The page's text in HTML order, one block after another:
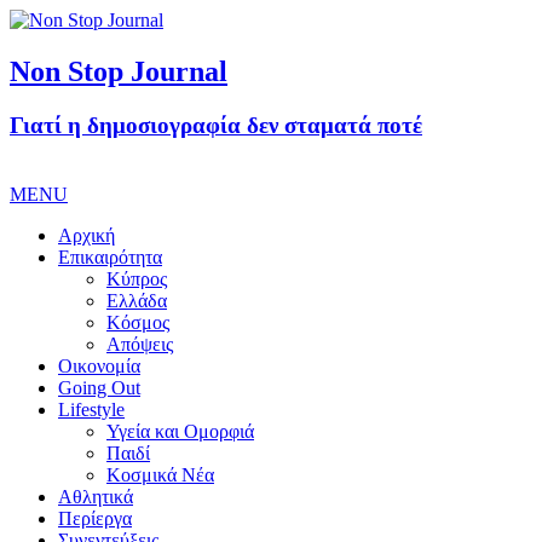
Non Stop Journal
Γιατί η δημοσιογραφία δεν σταματά ποτέ
MENU
Αρχική
Επικαιρότητα
Κύπρος
Ελλάδα
Κόσμος
Απόψεις
Οικονομία
Going Out
Lifestyle
Υγεία και Ομορφιά
Παιδί
Κοσμικά Νέα
Αθλητικά
Περίεργα